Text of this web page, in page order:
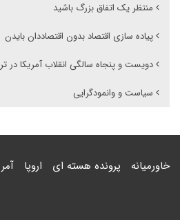
منتظر یک اتفاق بزرگ باشید
پیاده سازی اقتصاد بدون اقتصاددان بایدن
دویست و پنجاه سالگی انقلاب آمریکا در
سیاست و وانمودگرایی
خاورمیانه پرونده هسته ای اروپا